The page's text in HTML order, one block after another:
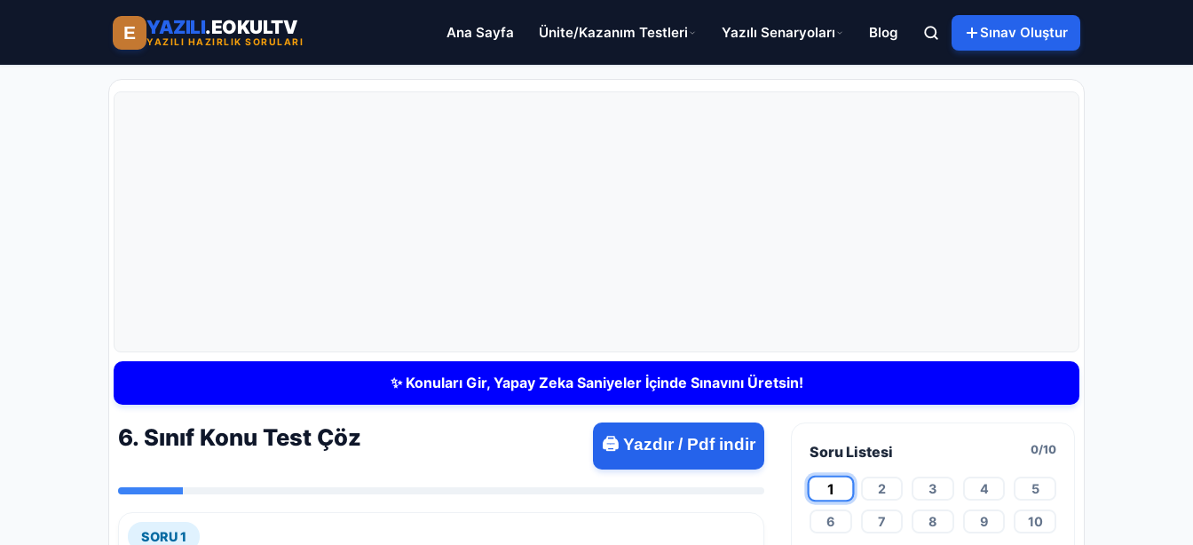
E YAZILI.EOKULTV
YAZILI HAZIRLIK SORULARI
Ana Sayfa Ünite/Kazanım Testleri Yazılı Senaryoları Blog Sınav Oluştur
✨ Konuları Gir, Yapay Zeka Saniyeler İçinde Sınavını Üretsin!
6. Sınıf Konu Test Çöz 🖨️ Yazdır / Pdf indir
SORU 1
Soru Listesi 0/10
1 2 3 4 5
6 7 8 9 10